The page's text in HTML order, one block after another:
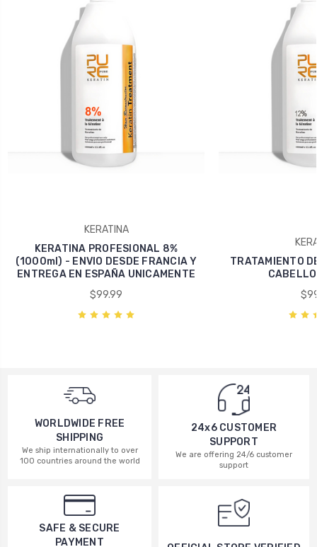
KERATINA
KERATINA PROFESIONAL 8%
(1000ml) - ENVIO DESDE FRANCIA Y
ENTREGA EN ESPAÑA UNICAMENTE
$99.99
TRATAMIENTO
WORLDWIDE FREE
SHIPPING
We ship internationally to over
100 countries around the world
24x6 CUSTOMER
SUPPORT
We are offering 24/6 customer
support
SAFE & SECURE
PAYMENT